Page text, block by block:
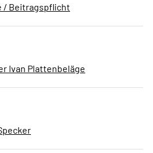
/ Beitragspflicht
Ivan Plattenbeläge